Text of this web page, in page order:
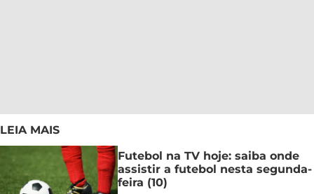
LEIA MAIS
Futebol na TV hoje: saiba onde
assistir a futebol nesta segunda-
feira (10)